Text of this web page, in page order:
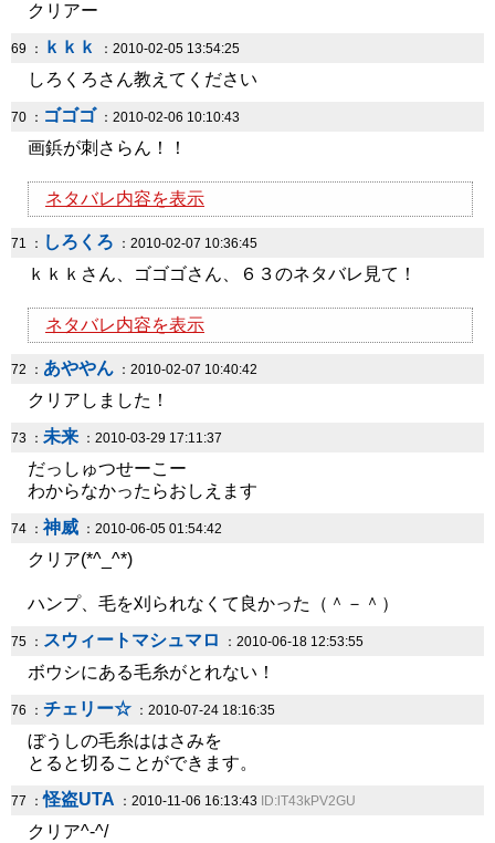
クリアー
69 ： ｋｋｋ ：2010-02-05 13:54:25
しろくろさん教えてください
70 ： ゴゴゴ ：2010-02-06 10:10:43
画鋲が刺さらん！！
ネタバレ内容を表示
71 ： しろくろ ：2010-02-07 10:36:45
ｋｋｋさん、ゴゴゴさん、６３のネタバレ見て！
ネタバレ内容を表示
72 ： あややん ：2010-02-07 10:40:42
クリアしました！
73 ： 未来 ：2010-03-29 17:11:37
だっしゅつせーこー
わからなかったらおしえます
74 ： 神威 ：2010-06-05 01:54:42
クリア(*^_^*)
ハンプ、毛を刈られなくて良かった（＾－＾）
75 ： スウィートマシュマロ ：2010-06-18 12:53:55
ボウシにある毛糸がとれない！
76 ： チェリー☆ ：2010-07-24 18:16:35
ぼうしの毛糸ははさみを
とると切ることができます。
77 ：怪盗UTA ：2010-11-06 16:13:43 ID:lT43kPV2GU
クリア^-^/